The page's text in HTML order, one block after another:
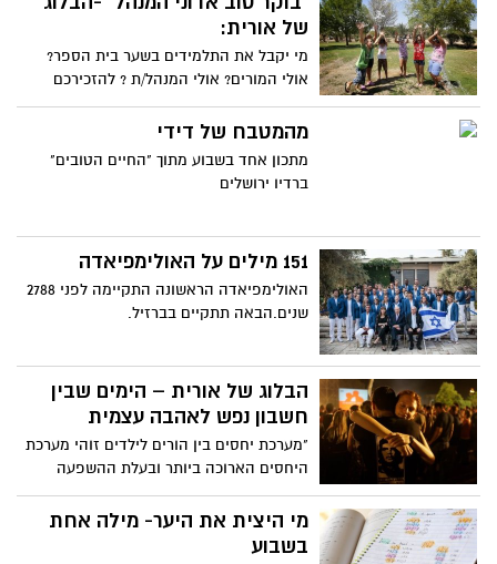
של אורית:
מי יקבל את התלמידים בשער בית הספר?
אולי המורים? אולי המנהל/ת ? להזכירכם
בעוד כשבועיים מתחילה שנת הלימודים
מהמטבח של דידי
מתכון אחד בשבוע מתוך "החיים הטובים"
ברדיו ירושלים
151 מילים על האולימפיאדה
האולימפיאדה הראשונה התקיימה לפני 2788
שנים.הבאה תתקיים בברזיל.
הבלוג של אורית – הימים שבין
חשבון נפש לאהבה עצמית
"מערכת יחסים בין הורים לילדים זוהי מערכת
היחסים הארוכה ביותר ובעלת ההשפעה
הגדולה ביותר על אישיותנו. למעשה, המבוגר
הממוצע מכלה ארבעים או חמישים שנה
בניסיון להתגבר על חמש השנים הראשונות
מי היצית את היער- מילה אחת
בשבוע